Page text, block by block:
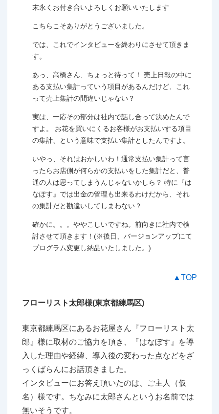
末永くお付き合いよろしくお願いいたします
こちらこそありがとうございました。
では、これでインタビューを終わりにさせて頂きま
す。
あっ、高橋さん、ちょっと待って！ 売上日報の中に
ある支払い集計っていう項目があるんだけど、これ
って売上集計の間違いじゃない？
実は、一応その部分は社内で話し合って決めたんで
すよ。 お花を買いにくるお客様がお支払いする項目
の集計、という意味で支払い集計としたんですよ。
いやっ、それはおかしいわ！通常支払い集計って言
ったらお店側が何らかの支払いをした集計だと、普
通の人は思ってしまうんじゃないかしら？ 特に『は
なぽす』では出金の管理も出来るわけだから、それ
の集計だと勘違いしてしまわない？
確かに。。。ややこしいですね。前向きに社内で検
討させて頂きます！(※後日、バージョンアップにて
プログラム変更し納品いたしました。)
▲TOP
フローリスト太郎様(東京都練馬区)
東京都練馬区にあるお花屋さん『フローリスト太
郎』様に取材のご協力を頂き、『はなぽす』を導
入した理由や経緯、導入後の変わった点などをざ
っくばらんにお話頂きました。
インタビューにお答え頂いたのは、ご主人（仮
名）様です。ちなみに太郎さんというお名前では
無いそうです。